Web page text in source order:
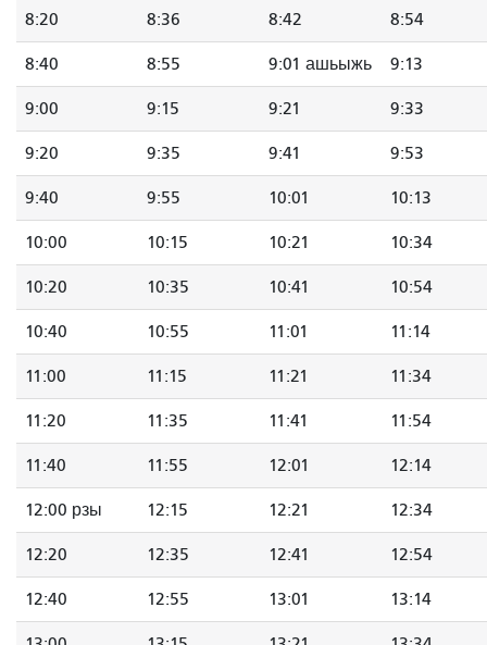
8:20 8:36 8:42 8:54
8:40 8:55 9:01 ашьыжь 9:13
9:00 9:15 9:21 9:33
9:20 9:35 9:41 9:53
9:40 9:55 10:01 10:13
10:00 10:15 10:21 10:34
10:20 10:35 10:41 10:54
10:40 10:55 11:01 11:14
11:00 11:15 11:21 11:34
11:20 11:35 11:41 11:54
11:40 11:55 12:01 12:14
12:00 рзы 12:15 12:21 12:34
12:20 12:35 12:41 12:54
12:40 12:55 13:01 13:14